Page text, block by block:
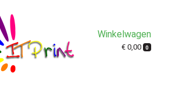
Winkelwagen
€ 0,00 0